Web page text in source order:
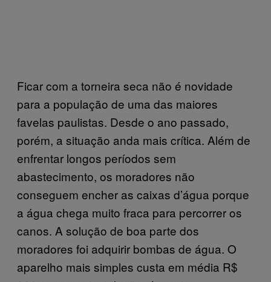
Ficar com a torneira seca não é novidade
para a população de uma das maiores
favelas paulistas. Desde o ano passado,
porém, a situação anda mais crítica. Além de
enfrentar longos períodos sem
abastecimento, os moradores não
conseguem encher as caixas d’água porque
a água chega muito fraca para percorrer os
canos. A solução de boa parte dos
moradores foi adquirir bombas de água. O
aparelho mais simples custa em média R$